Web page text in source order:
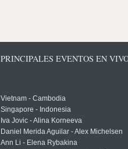
PRINCIPALES EVENTOS EN
Vietnam - Cambodia
Singapore - Indonesia
Iva Jovic - Alina Korneeva
Daniel Merida Aguilar - Alex Michelsen
Ann Li - Elena Rybakina